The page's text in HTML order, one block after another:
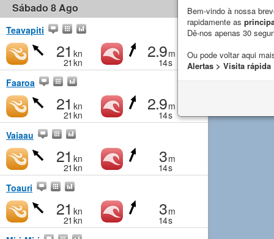
Sábado 8 Ago
Teavapiti
21 kn
21 kn
2.9m
14s
Faaroa
21 kn
21 kn
2.9m
14s
Vaiaau
21 kn
21 kn
3m
14s
Toauri
21 kn
21 kn
3m
14s
Bem-vindo à nossa
rapidamente as
Dê-nos apenas 30
Ou pode voltar aqui
Alertas > Visita rápida